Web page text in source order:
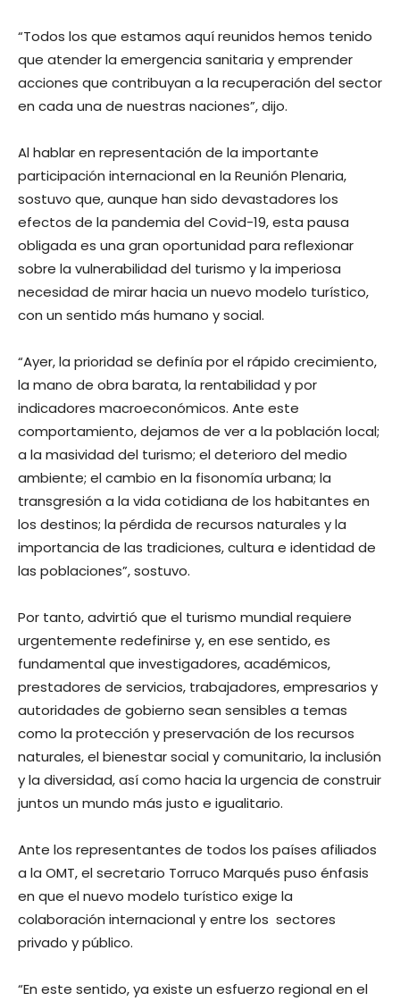
“Todos los que estamos aquí reunidos hemos tenido
que atender la emergencia sanitaria y emprender
acciones que contribuyan a la recuperación del sector
en cada una de nuestras naciones”, dijo.
Al hablar en representación de la importante
participación internacional en la Reunión Plenaria,
sostuvo que, aunque han sido devastadores los
efectos de la pandemia del Covid-19, esta pausa
obligada es una gran oportunidad para reflexionar
sobre la vulnerabilidad del turismo y la imperiosa
necesidad de mirar hacia un nuevo modelo turístico,
con un sentido más humano y social.
“Ayer, la prioridad se definía por el rápido crecimiento,
la mano de obra barata, la rentabilidad y por
indicadores macroeconómicos. Ante este
comportamiento, dejamos de ver a la población local;
a la masividad del turismo; el deterioro del medio
ambiente; el cambio en la fisonomía urbana; la
transgresión a la vida cotidiana de los habitantes en
los destinos; la pérdida de recursos naturales y la
importancia de las tradiciones, cultura e identidad de
las poblaciones”, sostuvo.
Por tanto, advirtió que el turismo mundial requiere
urgentemente redefinirse y, en ese sentido, es
fundamental que investigadores, académicos,
prestadores de servicios, trabajadores, empresarios y
autoridades de gobierno sean sensibles a temas
como la protección y preservación de los recursos
naturales, el bienestar social y comunitario, la inclusión
y la diversidad, así como hacia la urgencia de construir
juntos un mundo más justo e igualitario.
Ante los representantes de todos los países afiliados
a la OMT, el secretario Torruco Marqués puso énfasis
en que el nuevo modelo turístico exige la
colaboración internacional y entre los sectores
privado y público.
“En este sentido, ya existe un esfuerzo regional en el